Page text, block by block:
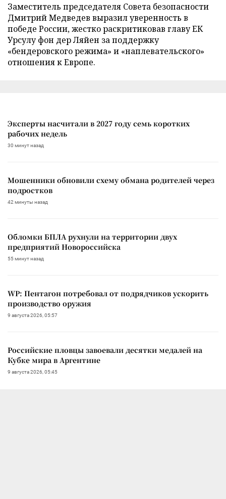
Заместитель председателя Совета безопасности
Дмитрий Медведев выразил уверенность в
победе России, жестко раскритиковав главу ЕК
Урсулу фон дер Ляйен за поддержку
«бендеровского режима» и «наплевательского»
отношения к Европе.
Эксперты насчитали в 2027 году семь коротких
рабочих недель
30 минут назад
Мошенники обновили схему обмана родителей через
подростков
42 минуты назад
Обломки БПЛА рухнули на территории двух
предприятий Новороссийска
55 минут назад
WP: Пентагон потребовал от подрядчиков ускорить
производство оружия
9 августа 2026, 05:57
Российские пловцы завоевали десятки медалей на
Кубке мира в Аргентине
9 августа 2026, 05:45